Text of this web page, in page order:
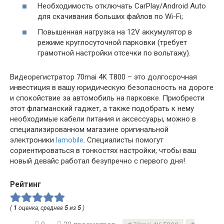
Необходимость отключать CarPlay/Android Auto
для скачивания больших файлов по Wi-Fi;
Повышенная нагрузка на 12V аккумулятор в
режиме круглосуточной парковки (требует
грамотной настройки отсечки по вольтажу).
Видеорегистратор 70mai 4K T800 – это долгосрочная
инвестиция в вашу юридическую безопасность на дороге
и спокойствие за автомобиль на парковке. Приобрести
этот флагманский гаджет, а также подобрать к нему
необходимые кабели питания и аксессуары, можно в
специализированном магазине оригинальной
электроники lamobile. Специалисты помогут
сориентироваться в тонкостях настройки, чтобы ваш
новый девайс работал безупречно с первого дня!
Рейтинг
( 1 оценка, среднее 5 из 5 )